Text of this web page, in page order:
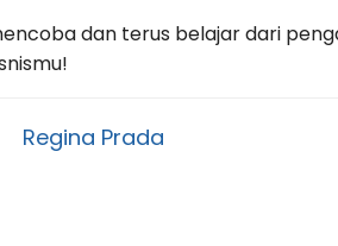
dan terus belajar dari
Regina Prada